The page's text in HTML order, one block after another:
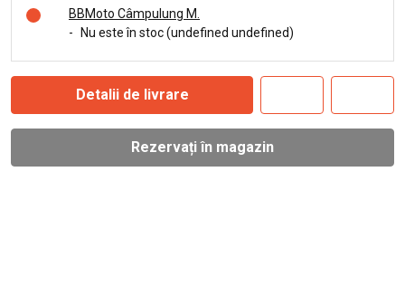
BBMoto Câmpulung M.
-
Nu este în stoc (undefined undefined)
Detalii de livrare
Rezervați în magazin